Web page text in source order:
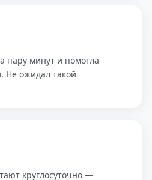
пару минут и помогла
Не ожидал такой
круглосуточно —